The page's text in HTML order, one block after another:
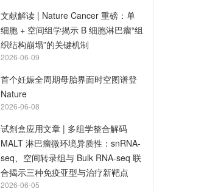
文献解读 | Nature Cancer 重磅：单
细胞 + 空间组学揭示 B 细胞淋巴瘤“组
织结构崩塌”的关键机制
2026-06-09
首个妊娠全周期母胎界面时空图谱登
Nature
2026-06-08
试剂盒应用文章 | 多组学整合解码
MALT 淋巴瘤微环境异质性：snRNA-
seq、空间转录组与 Bulk RNA-seq 联
合揭示三种免疫亚型与治疗新靶点
2026-06-05